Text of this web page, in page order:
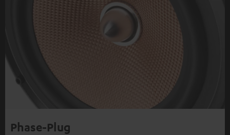
Phase-Plug